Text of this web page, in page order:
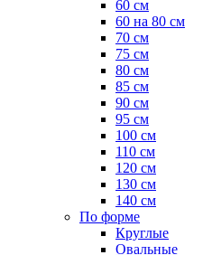
60 см
60 на 80 см
70 см
75 см
80 см
85 см
90 см
95 см
100 см
110 см
120 см
130 см
140 см
По форме
Круглые
Овальные